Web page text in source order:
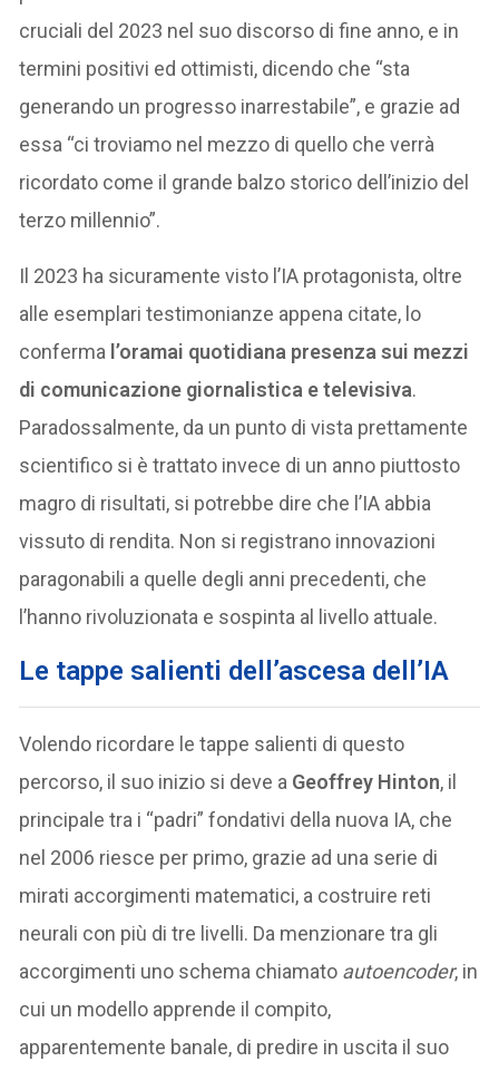
cruciali del 2023 nel suo discorso di fine anno, e in
termini positivi ed ottimisti, dicendo che “sta
generando un progresso inarrestabile”, e grazie ad
essa “ci troviamo nel mezzo di quello che verrà
ricordato come il grande balzo storico dell’inizio del
terzo millennio”.
Il 2023 ha sicuramente visto l’IA protagonista, oltre
alle esemplari testimonianze appena citate, lo
conferma l’oramai quotidiana presenza sui mezzi
di comunicazione giornalistica e televisiva.
Paradossalmente, da un punto di vista prettamente
scientifico si è trattato invece di un anno piuttosto
magro di risultati, si potrebbe dire che l’IA abbia
vissuto di rendita. Non si registrano innovazioni
paragonabili a quelle degli anni precedenti, che
l’hanno rivoluzionata e sospinta al livello attuale.
Le tappe salienti dell’ascesa dell’IA
Volendo ricordare le tappe salienti di questo
percorso, il suo inizio si deve a Geoffrey Hinton, il
principale tra i “padri” fondativi della nuova IA, che
nel 2006 riesce per primo, grazie ad una serie di
mirati accorgimenti matematici, a costruire reti
neurali con più di tre livelli. Da menzionare tra gli
accorgimenti uno schema chiamato autoencoder, in
cui un modello apprende il compito,
apparentemente banale, di predire in uscita il suo